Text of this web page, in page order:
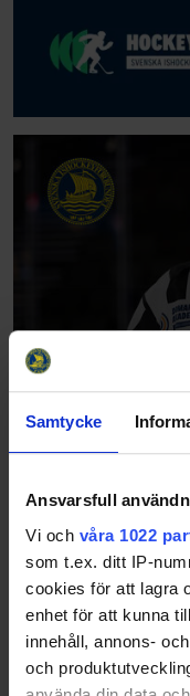
Samtycke
Ansvarsfull
Vi och våra 1022
som t.ex. ditt IP-
cookies för att lagra
enhet för att kunna
innehåll, annons-
och